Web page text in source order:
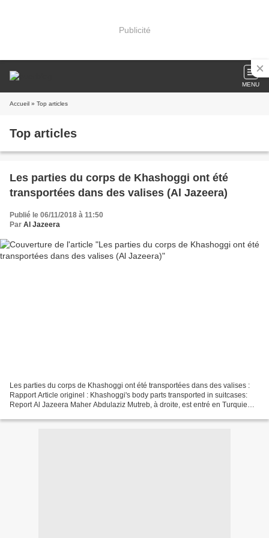
Publicité
MENU
Accueil » Top articles
Top articles
Les parties du corps de Khashoggi ont été
transportées dans des valises (Al Jazeera)
Publié le 06/11/2018 à 11:50
Par Al Jazeera
Les parties du corps de Khashoggi ont été transportées dans des valises :
Rapport Article originel : Khashoggi's body parts transported in suitcases:
Report Al Jazeera Maher Abdulaziz Mutreb, à droite, est entré en Turquie